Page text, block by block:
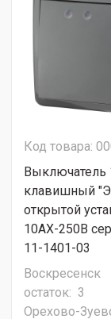
Код товара:
Выключатель
клавишный
открытой
10АХ-250В
11-1401-03
Воскресенск
остаток: 3
Орехово-